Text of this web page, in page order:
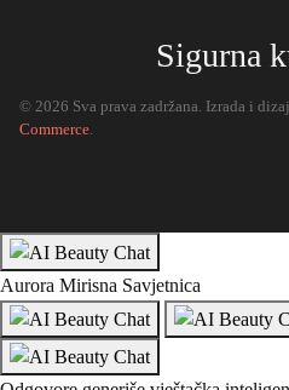
Sigurna
© 2026 Sva prava zadržana. Izrada i
Commerce.
Aurora Mirisna Savjetnica